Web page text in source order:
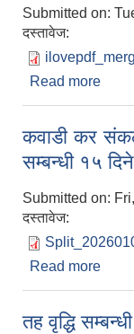
Submitted on:
दस्तावेज:
Read more
कवाडी कर
सम्बन्धी १५
Submitted on:
दस्तावेज:
Read more
तह वृद्धि